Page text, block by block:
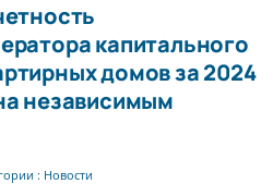
капитального
домов за 2024
независимым
: Новости